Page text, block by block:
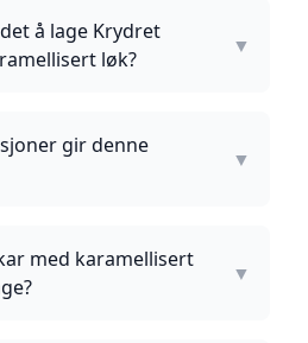
å lage Krydret
løk?
▼
gir denne
▼
med karamellisert
▼